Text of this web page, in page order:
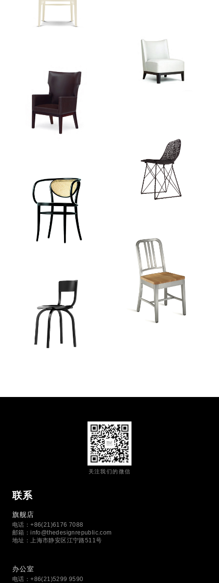
关注我们的微信
联系
旗舰店
电话：+86(21)6176 7088
邮箱：info@thedesignrepublic.com
地址：上海市静安区江宁路511号
办公室
电话：+86(21)5299 9590